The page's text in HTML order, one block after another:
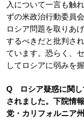
入について一言も触
ずの米政治行動委員
ロシア問題を取りあ
するべきだと批判さ
ています。恐らく、
してロシアに弱みを
Q ロシア疑惑に関し
されました。下院情
党・カリフォルニア